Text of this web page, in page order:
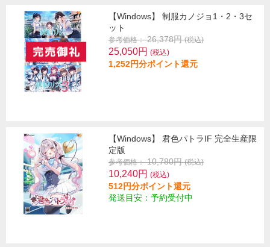
【Windows】 制服カノジョ1・2・3セ
ット
参考価格： 26,378円(税込)
25,050円 (税込)
1,252円分ポイント還元
【Windows】 君色パトラIF 完全生産限
定版
参考価格： 10,780円(税込)
10,240円 (税込)
512円分ポイント還元
発送目安：予約受付中